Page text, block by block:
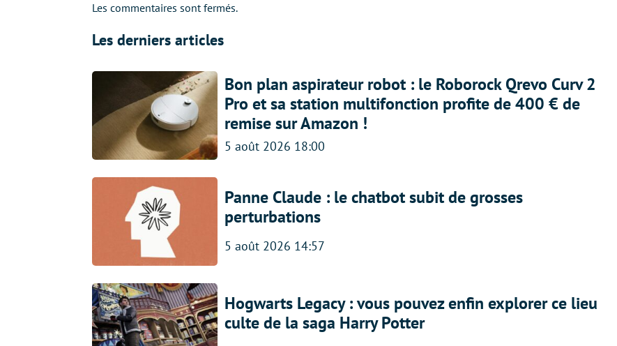
Les commentaires sont fermés.
Les derniers articles
Bon plan aspirateur robot : le Roborock Qrevo Curv 2
Pro et sa station multifonction profite de 400 € de
remise sur Amazon !
5 août 2026 18:00
Panne Claude : le chatbot subit de grosses
perturbations
5 août 2026 14:57
Hogwarts Legacy : vous pouvez enfin explorer ce lieu
culte de la saga Harry Potter